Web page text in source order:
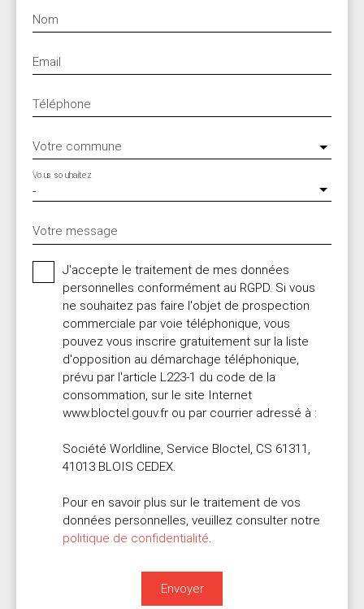
Nom
Email
Téléphone
Votre commune
-
Vous souhaitez
Votre message
J'accepte le traitement de mes données
personnelles conformément au RGPD. Si vous
ne souhaitez pas faire l'objet de prospection
commerciale par voie téléphonique, vous
pouvez vous inscrire gratuitement sur la liste
d'opposition au démarchage téléphonique,
prévu par l'article L223-1 du code de la
consommation, sur le site Internet
www.bloctel.gouv.fr ou par courrier adressé à :
Société Worldline, Service Bloctel, CS 61311,
41013 BLOIS CEDEX.
Pour en savoir plus sur le traitement de vos
données personnelles, veuillez consulter notre
politique de confidentialité.
Envoyer